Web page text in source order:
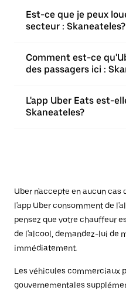
Est-ce que je peux
secteur : Skaneateles?
Comment est-ce
des passagers ici :
L'app Uber Eats est-
Skaneateles?
Uber n'accepte en aucun
l'app Uber consomment de
pensez que votre chauffeur
de l'alcool, demandez-lui de
immédiatement.
Les véhicules commerciaux
gouvernementales